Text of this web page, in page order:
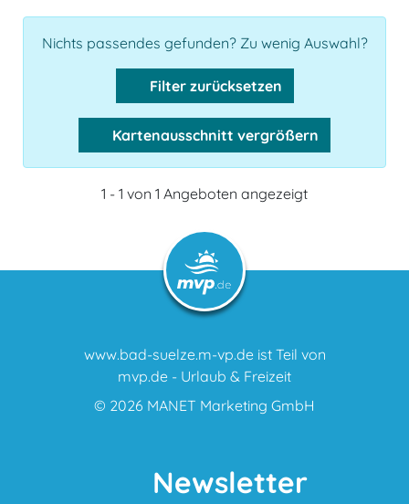
Nichts passendes gefunden? Zu wenig Auswahl?
Filter zurücksetzen
Kartenausschnitt vergrößern
1 - 1 von 1 Angeboten angezeigt
www.bad-suelze.m-vp.de ist Teil von
mvp.de - Urlaub & Freizeit
© 2026 MANET Marketing GmbH
Newsletter